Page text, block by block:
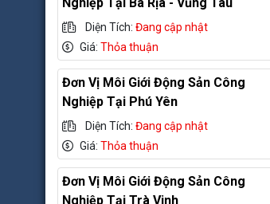
Diện Tích: Đang cập nhật
Giá: Thỏa thuận
Đơn Vị Môi Giới Động Sản Công
Nghiệp Tại Phú Yên
Diện Tích: Đang cập nhật
Giá: Thỏa thuận
Đơn Vị Môi Giới Động Sản Công
Nghiệp Tại Trà Vinh